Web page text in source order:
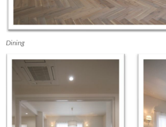
Dining